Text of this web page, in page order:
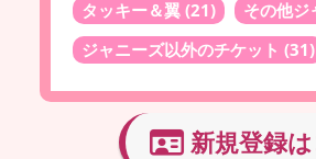
タッキー＆翼 (21) その他ジ
ジャニーズ以外のチケット (31)
新規登録